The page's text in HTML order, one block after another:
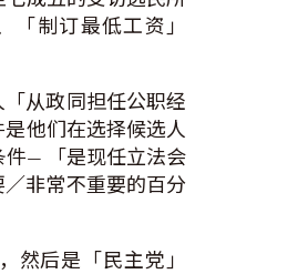
制订最低工资」
从政同担任公职经
他们在选择候选人
件— 「是现任立法会
非常不重要的百分
然后是「民主党」